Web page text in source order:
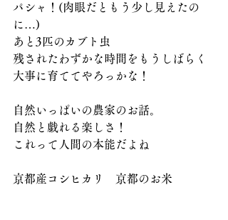
パシャ！(肉眼だともう少し見えたの
に…)
あと3匹のカブト虫
残されたわずかな時間をもうしばらく
大事に育ててやろっかな！
自然いっぱいの農家のお話。
自然と戯れる楽しさ！
これって人間の本能だよね
京都産コシヒカリ    京都のお米